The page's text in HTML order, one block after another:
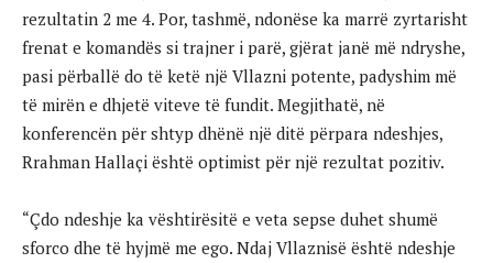
rezultatin 2 me 4. Por, tashmë, ndonëse ka marrë zyrtarisht
frenat e komandës si trajner i parë, gjërat janë më ndryshe,
pasi përballë do të ketë një Vllazni potente, padyshim më
të mirën e dhjetë viteve të fundit. Megjithatë, në
konferencën për shtyp dhënë një ditë përpara ndeshjes,
Rrahman Hallaçi është optimist për një rezultat pozitiv.
“Çdo ndeshje ka vështirësitë e veta sepse duhet shumë
sforco dhe të hyjmë me ego. Ndaj Vllaznisë është ndeshje